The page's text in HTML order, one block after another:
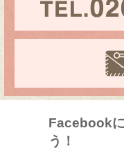
Facebook
う！